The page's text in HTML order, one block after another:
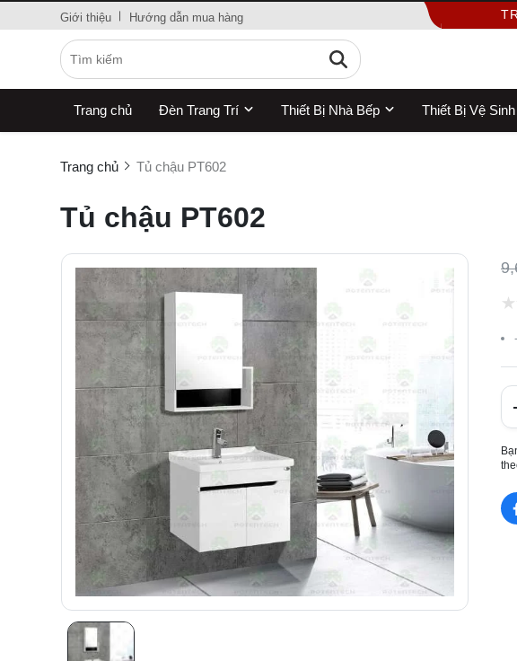
Giới thiệu Hướng dẫn mua hàng
Trang chủ Đèn Trang Trí Thiết Bị Nhà Bếp Thiết Bị Vệ Sinh
Trang chủ Tủ chậu PT602
Tủ chậu PT602